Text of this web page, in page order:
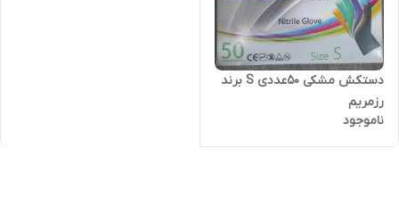
دستکش مشکی ۵۰عددی S برند
رزمریم
ناموجود